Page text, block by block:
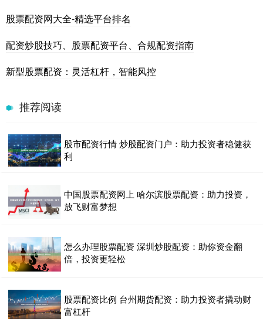
股票配资网大全-精选平台排名
配资炒股技巧、股票配资平台、合规配资指南
新型股票配资：灵活杠杆，智能风控
推荐阅读
股市配资行情 炒股配资门户：助力投资者稳健获
利
中国股票配资网上 哈尔滨股票配资：助力投资，
放飞财富梦想
怎么办理股票配资 深圳炒股配资：助你资金翻
倍，投资更轻松
股票配资比例 台州期货配资：助力投资者撬动财
富杠杆